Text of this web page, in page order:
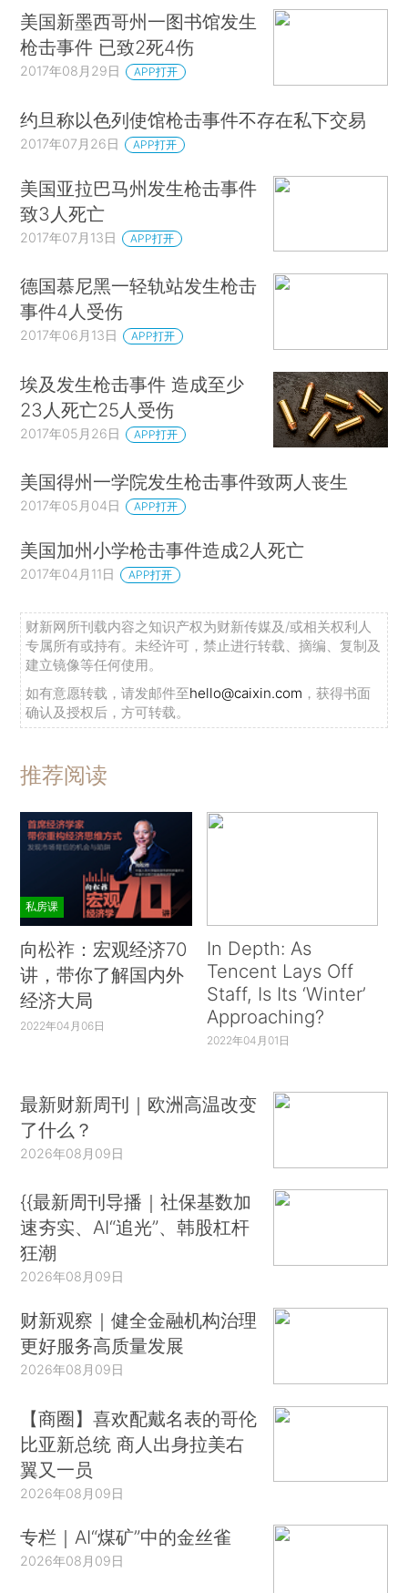
美国新墨西哥州一图书馆发生
枪击事件 已致2死4伤
2017年08月29日 APP打开
约旦称以色列使馆枪击事件不存在私下交易
2017年07月26日 APP打开
美国亚拉巴马州发生枪击事件
致3人死亡
2017年07月13日 APP打开
德国慕尼黑一轻轨站发生枪击
事件4人受伤
2017年06月13日 APP打开
埃及发生枪击事件 造成至少
23人死亡25人受伤
2017年05月26日 APP打开
美国得州一学院发生枪击事件致两人丧生
2017年05月04日 APP打开
美国加州小学枪击事件造成2人死亡
2017年04月11日 APP打开
财新网所刊载内容之知识产权为财新传媒及/或相关权利人
专属所有或持有。未经许可，禁止进行转载、摘编、复制及
建立镜像等任何使用。
如有意愿转载，请发邮件至hello@caixin.com ，获得书面
确认及授权后，方可转载。
推荐阅读
私房课
向松祚：宏观经济70
讲，带你了解国内外
经济大局
2022年04月06日
In Depth: As
Tencent Lays Off
Staff, Is Its ‘Winter’
Approaching?
2022年04月01日
最新财新周刊｜欧洲高温改变
了什么？
2026年08月09日
{{最新周刊导播｜社保基数加
速夯实、AI“追光”、韩股杠杆
狂潮
2026年08月09日
财新观察｜健全金融机构治理
更好服务高质量发展
2026年08月09日
【商圈】喜欢配戴名表的哥伦
比亚新总统 商人出身拉美右
翼又一员
2026年08月09日
专栏｜AI“煤矿”中的金丝雀
2026年08月09日